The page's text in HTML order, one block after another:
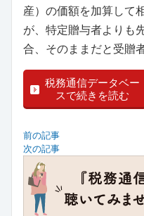
産）の価額を加算して
が、特定贈与者よりも
合、そのままだと受贈
税務通信データベー
スで続きを読む
前の記事
次の記事